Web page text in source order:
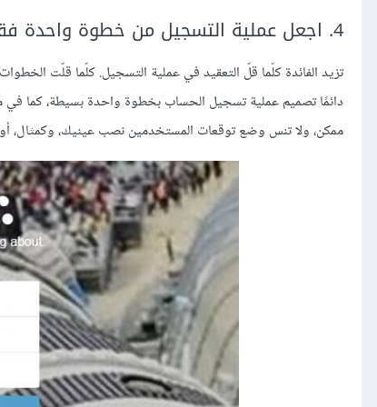
4. اجعل عملية التسجيل من خطوة واحدة فقط
تزيد الفائدة كلّما قلّ التعقيد في عملية التسجيل. كلّما قلّت
ممكن، ولا تنس وضع توقعات المستخدمين نصب عينيك،